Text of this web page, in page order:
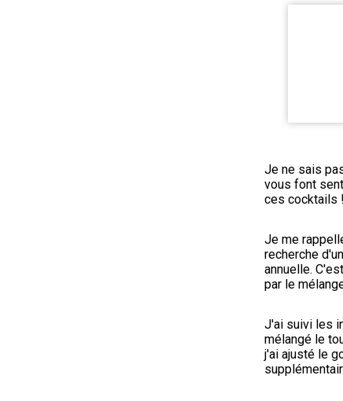
Je ne sais
vous font
ces cocktails !
Je me
recherche
annuelle.
par le
J'ai suivi les
mélangé le
j'ai ajusté le